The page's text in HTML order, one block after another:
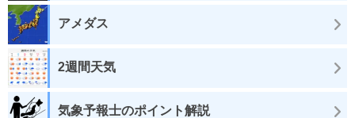
アメダス
2週間天気
気象予報士のポイント解説